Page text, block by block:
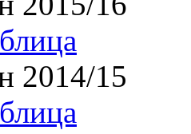
2014/15